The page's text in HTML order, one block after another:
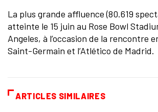
La plus grande affluence (80.619
atteinte le 15 juin au Rose Bowl
Angeles, à l’occasion de la rencontre
Saint-Germain et l’Atlético de Madrid.
ARTICLES SIMILAIRES